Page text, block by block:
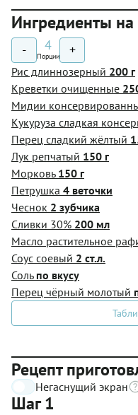
Ингредиенты
- 4
Порции +
Рис длиннозерный 200 г
Креветки очищенные
Мидии
Кукуруза сладкая
Перец сладкий жёлтый
Лук репчатый 150 г
Морковь 150 г
Петрушка 4 веточки
Чеснок 2 зубчика
Сливки 30% 200 мл
Масло растительное
Соус соевый 2 ст.л.
Соль по вкусу
Перец чёрный молотый
Рецепт
Негаснущий экран
Шаг 1